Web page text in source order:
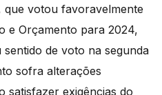
que votou favoravelmente
e Orçamento para 2024,
de voto na segunda
sofra alterações
satisfazer exigências do